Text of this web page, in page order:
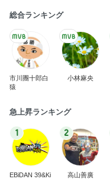
総合ランキング
市川團十郎白
猿
小林麻央
急上昇ランキング
1
EBiDAN 39&Ki
2
高山善廣